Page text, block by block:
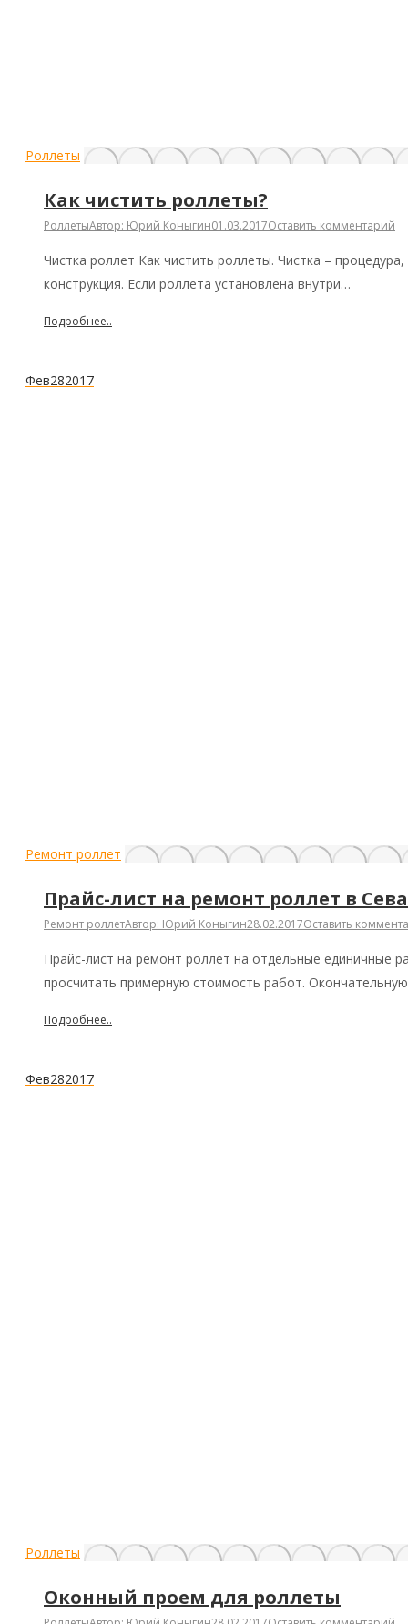
Роллеты
Как чистить роллеты?
РоллетыАвтор: Юрий Коныгин01.03.2017Оставить комментарий
Чистка роллет Как чистить роллеты. Чистка –
конструкция. Если роллета установлена внутри…
Подробнее..
Фев282017
Ремонт роллет
Прайс-лист на ремонт роллет в
Ремонт роллетАвтор: Юрий Коныгин28.02.2017Оставить
Прайс-лист на ремонт роллет на отдельные единичные
просчитать примерную стоимость работ.
Подробнее..
Фев282017
Роллеты
Оконный проем для роллеты